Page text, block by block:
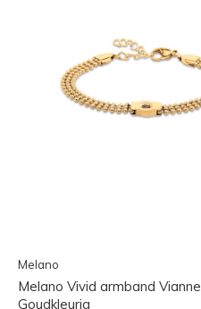
Melano
Melano Vivid armband Vianne
Goudkleurig